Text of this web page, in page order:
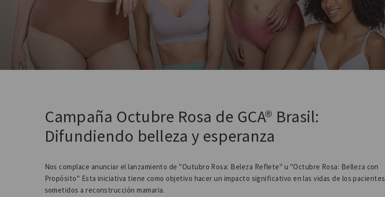
Campaña Octubre Rosa de GCA® Brasil:
Difundiendo belleza y esperanza
Nos complace anunciar el lanzamiento de "Outubro Rosa: Beleza Reflete" u "Octubre Rosa: Belleza con
Propósito" Esta iniciativa tiene como objetivo hacer un impacto significativo en las vidas de los pacientes
sometidos a reconstrucción mamaria.